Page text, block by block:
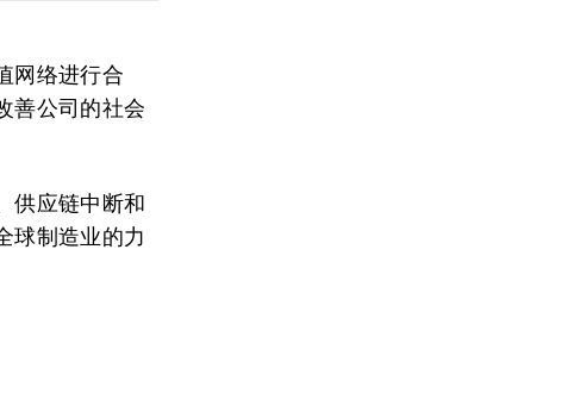
网络进行合
善公司的社会
供应链中断和
球制造业的力